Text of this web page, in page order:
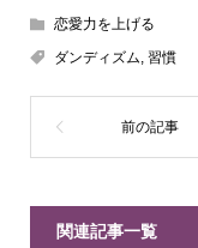
恋愛力を上げる
ダンディズム, 習慣
関連記事一覧